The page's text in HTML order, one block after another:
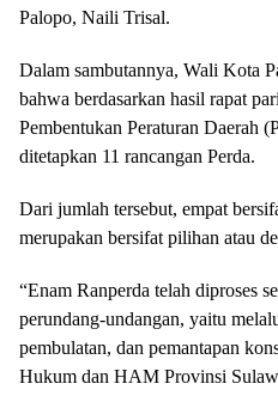
Palopo, Naili Trisal.
Dalam sambutannya, Wali Kota
bahwa berdasarkan hasil rapat
Pembentukan Peraturan Daerah
ditetapkan 11 rancangan Perda.
Dari jumlah tersebut, empat
merupakan bersifat pilihan atau
“Enam Ranperda telah diproses
perundang-undangan, yaitu
pembulatan, dan pemantapan
Hukum dan HAM Provinsi